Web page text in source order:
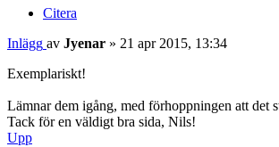
Citera
Inlägg av Jyenar » 21 apr 2015, 13:34
Exemplariskt!
Lämnar dem igång, med förhoppningen att det
Tack för en väldigt bra sida, Nils!
Upp